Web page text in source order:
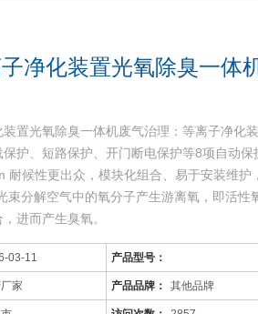
净化装置光氧除臭一体
置光氧除臭一体机废气治理：等离子净化
保护、短路保护、开门断电保护等8项自动
耐候性更出众，模块化组合、易于安装维
束分解空气中的氧分子产生游离氧，即活性
进而产生臭氧。
03-11 产品型号：
家 产品品牌： 其他品牌